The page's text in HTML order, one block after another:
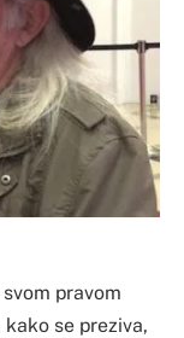
pravom
se preziva,